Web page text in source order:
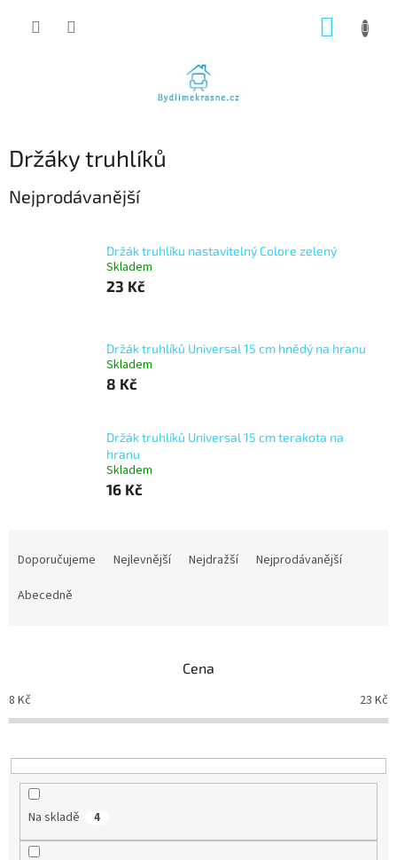
Držáky truhlíků
Nejprodávanější
Držák truhlíku nastavitelný Colore zelený
Skladem
23 Kč
Držák truhlíků Universal 15 cm hnědý na hranu
Skladem
8 Kč
Držák truhlíků Universal 15 cm terakota na
hranu
Skladem
16 Kč
o
d
k
t
Doporučujeme Nejlevnější Nejdražší
Nejprodávanější
Abecedně
Cena
8 Kč 23 Kč
Na skladě 4